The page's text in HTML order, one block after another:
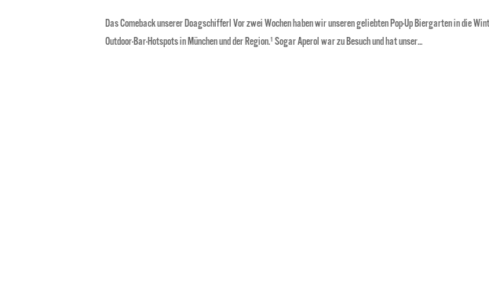
Das Comeback unserer Doagschifferl Vor zwei Wochen haben wir unseren geliebten Pop-Up Biergarten in die
Outdoor-Bar-Hotspots in München und der Region.¹ Sogar Aperol war zu Besuch und hat unser...